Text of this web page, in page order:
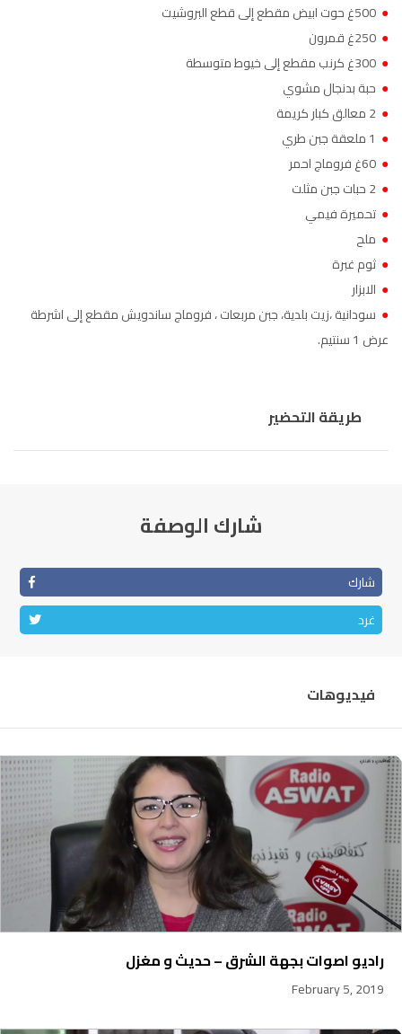
● 500غ حوت ابيض مقطع إلى قطع البروشيت
● 250غ قمرون
● 300غ كرنب مقطع إلى خيوط متوسطة
● حبة بدنجال مشوي
● 2 معالق كبار كريمة
● 1 ملعقة جبن طري
● 60غ فروماج احمر
● 2 حبات جبن مثلت
● تحميرة فيمي
● ملح
● ثوم غبرة
● الابزار
● سودانية ،زيت بلدية، جبن مربعات ، فروماج ساندويش مقطع إلى اشرطة
عرض 1 سنتيم.
طريقة التحضير
شارك الوصفة
شارك
غرد
فيديوهات
راديو اصوات بجهة الشرق – حديث و مغزل
February 5, 2019